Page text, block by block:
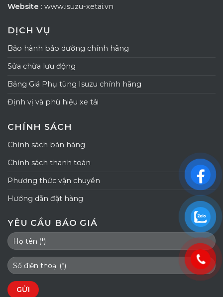
Website : www.isuzu-xetai.vn
DỊCH VỤ
Bảo hành bảo dưỡng chính hãng
Sửa chữa lưu động
Bảng Giá Phụ tùng Isuzu chính hãng
Định vị và phù hiệu xe tải
CHÍNH SÁCH
Chính sách bán hàng
Chính sách thanh toán
Phương thức vận chuyển
Hướng dẫn đặt hàng
YÊU CẦU BÁO GIÁ